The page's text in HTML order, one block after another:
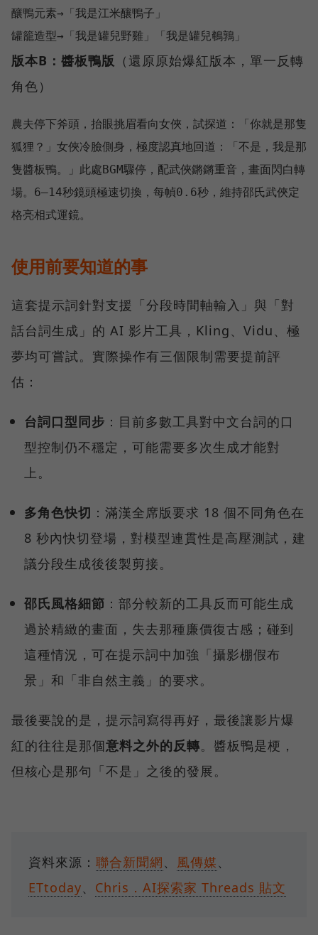
釀鴨元素→「我是江米釀鴨子」
版本B：醬板鴨版 （還原原始爆紅版本，單一反轉
角色）
農夫停下斧頭，抬眼挑眉看向女俠，試探道：「你就是那隻
狐狸？」女俠冷臉側身，極度認真地回道：「不是，我是那
隻醬板鴨。」此處BGM驟停，配武俠鏘鏘重音，畫面閃白轉
場。6–14秒鏡頭極速切換，每幀0.6秒，維持邵氏武俠定
使用前要知道的事
這套提示詞針對支援「分段時間軸輸入」與「對
話台詞生成」的 AI 影片工具，Kling、Vidu、極
夢均可嘗試。實際操作有三個限制需要提前評
估：
台詞口型同步 ：目前多數工具對中文台詞的口
型控制仍不穩定，可能需要多次生成才能對
上。
多角色快切 ：滿漢全席版要求 18 個不同角色在
8 秒內快切登場，對模型連貫性是高壓測試，建
議分段生成後後製剪接。
邵氏風格細節 ：部分較新的工具反而可能生成
過於精緻的畫面，失去那種廉價復古感；碰到
這種情況，可在提示詞中加強「攝影棚假布
景」和「非自然主義」的要求。
最後要說的是，提示詞寫得再好，最後讓影片爆
紅的往往是那個意料之外的反轉。醬板鴨是梗，
但核心是那句「不是」之後的發展。
資料來源： 聯合新聞網、 風傳媒、
ETtoday、 Chris．AI探索家 Threads 貼文